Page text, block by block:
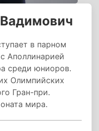
в парном
Аполлинарией
среди юниоров.
Олимпийских
Гран-при.
мира.